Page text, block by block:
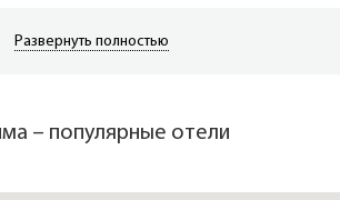
Большинство из них
для любознательных
мечеть на берегу,
Развернуть полностью
– популярные отели